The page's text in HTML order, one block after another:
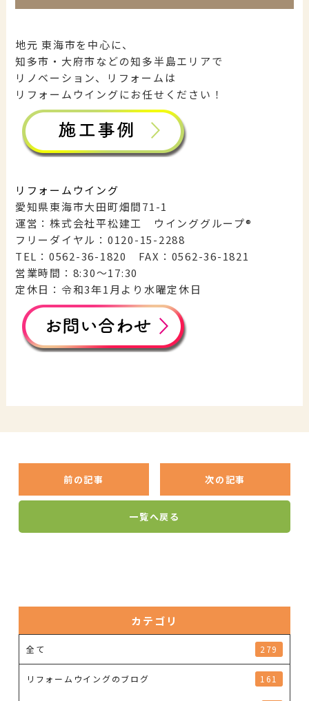
地元 東海市を中心に、
知多市・大府市などの知多半島エリアで
リノベーション、リフォームは
リフォームウイングにお任せください！
リフォームウイング
愛知県東海市大田町畑間71-1
運営：株式会社平松建工 ウインググループ®︎
フリーダイヤル：0120-15-2288
TEL：0562-36-1820 FAX：0562-36-1821
営業時間：8:30〜17:30
定休日：令和3年1月より水曜定休日
前の記事 次の記事
一覧へ戻る
カテゴリ
全て 279
リフォームウイングのブログ 161